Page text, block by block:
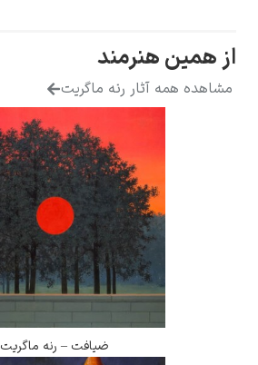
هنرمند
همه آثار رنه ماگریت
ضیافت – رنه ماگریت